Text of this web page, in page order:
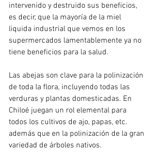
intervenido y destruido sus beneficios,
es decir, que la mayoría de la miel
liquida industrial que vemos en los
supermercados lamentablemente ya no
tiene beneficios para la salud.
Las abejas son clave para la polinización
de toda la flora, incluyendo todas las
verduras y plantas domesticadas. En
Chiloé juegan un rol elemental para
todos los cultivos de ajo, papas, etc.
además que en la polinización de la gran
variedad de árboles nativos.